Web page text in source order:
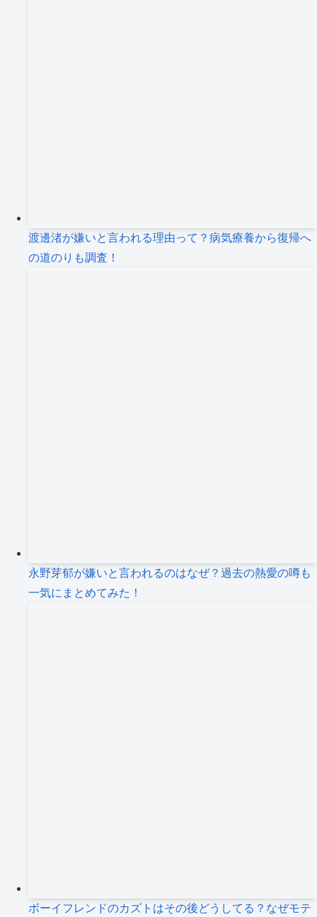
渡邊渚が嫌いと言われる理由って？病気療養から復帰へ
の道のりも調査！
永野芽郁が嫌いと言われるのはなぜ？過去の熱愛の噂も
一気にまとめてみた！
ボーイフレンドのカズトはその後どうしてる？なぜモテ